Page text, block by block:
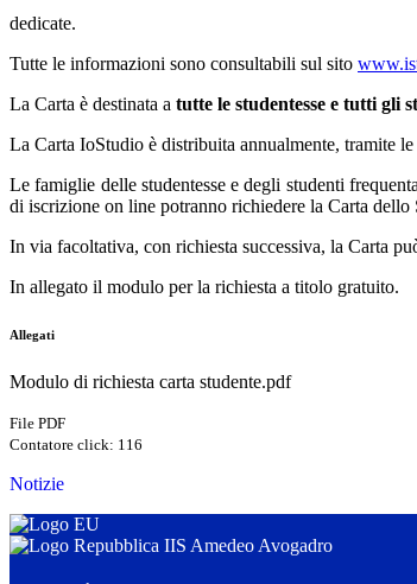
dedicate.
Tutte le informazioni sono consultabili sul sito
La Carta è destinata a tutte le studentesse e tutti gli
La Carta IoStudio è distribuita annualmente, tramite
Le famiglie delle studentesse e degli studenti
di iscrizione on line potranno richiedere la Carta dello
In via facoltativa, con richiesta successiva, la Carta
In allegato il modulo per la richiesta a titolo gratuito.
Allegati
Modulo di richiesta carta studente.pdf
File PDF
Contatore click: 116
Notizie
IIS Amedeo Avogadro